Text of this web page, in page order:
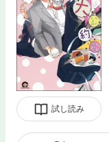
試し読み